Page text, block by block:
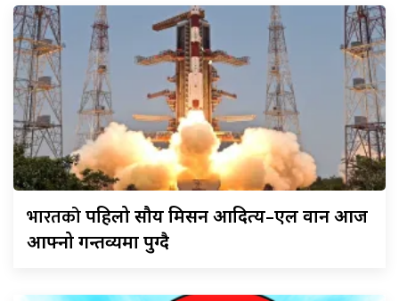
भारतकोपहिलो सौर्य मिसन आदित्य–एल वान आज
आफ्नो गन्तव्यमा पुग्दै